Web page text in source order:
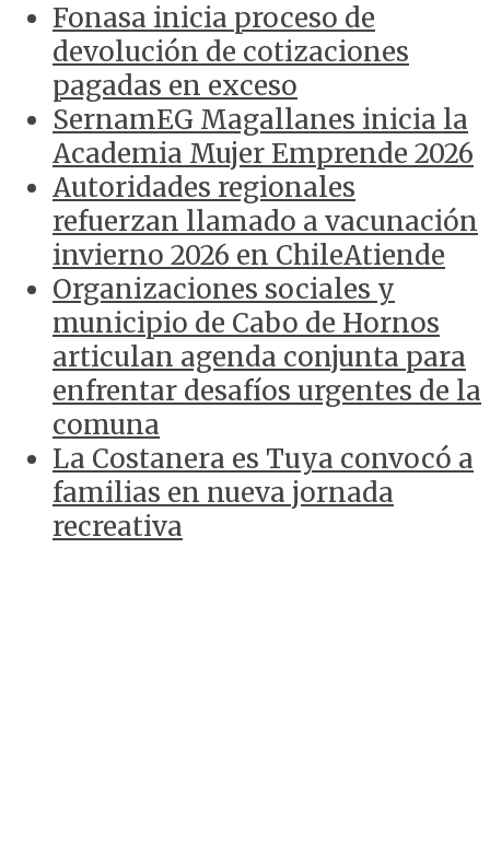
Fonasa inicia proceso de
devolución de cotizaciones
pagadas en exceso
SernamEG Magallanes inicia la
Academia Mujer Emprende 2026
Autoridades regionales
refuerzan llamado a vacunación
invierno 2026 en ChileAtiende
Organizaciones sociales y
municipio de Cabo de Hornos
articulan agenda conjunta para
enfrentar desafíos urgentes de la
comuna
La Costanera es Tuya convocó a
familias en nueva jornada
recreativa